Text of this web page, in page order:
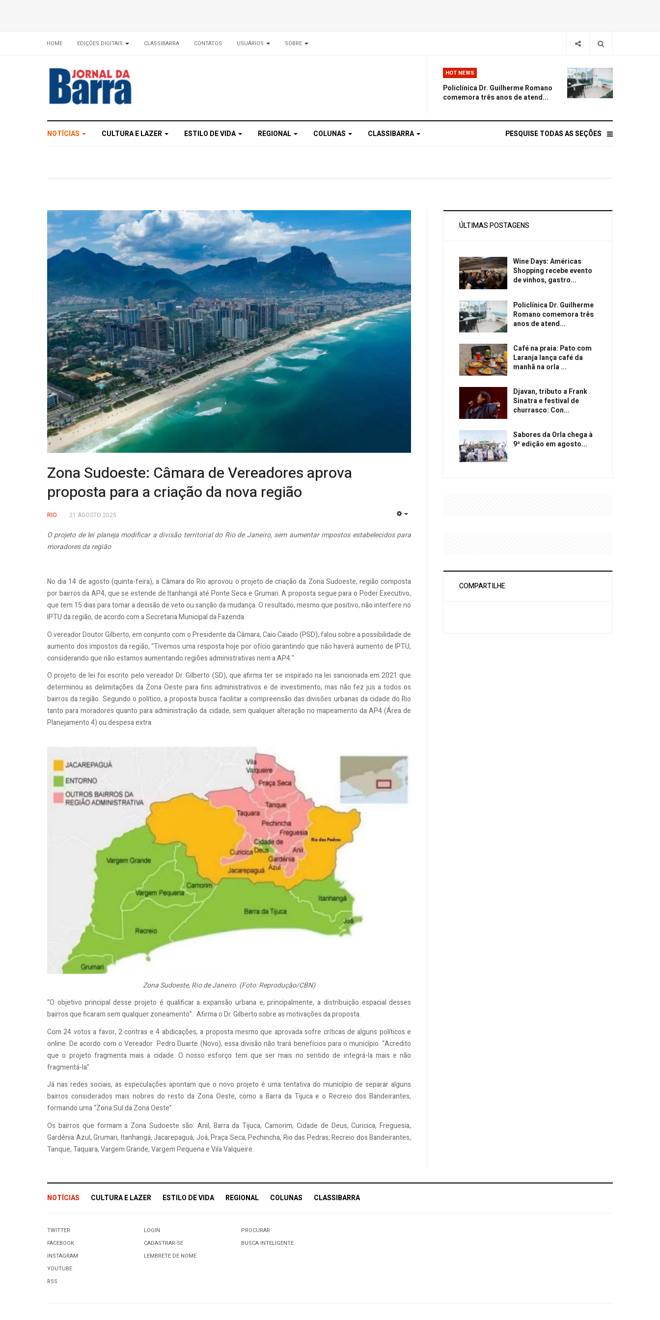
HOME EDIÇÕES DIGITAIS CLASSIBARRA CONTATOS USUÁRIOS SOBRE
HOT NEWS
Policlínica Dr. Guilherme Romano
comemora três anos de atend...
NOTÍCIAS CULTURA E LAZER ESTILO DE VIDA REGIONAL COLUNAS CLASSIBARRA PESQUISE TODAS AS SEÇÕES
Zona Sudoeste: Câmara de Vereadores aprova
proposta para a criação da nova região
RIO 21 AGOSTO 2025
O projeto de lei planeja modificar a divisão territorial do Rio de Janeiro, sem aumentar impostos estabelecidos para
moradores da região
No dia 14 de agosto (quinta-feira), a Câmara do Rio aprovou o projeto de criação da Zona Sudoeste, região composta
por bairros da AP4, que se estende de Itanhangá até Ponte Seca e Grumari. A proposta segue para o Poder Executivo,
que tem 15 dias para tomar a decisão de veto ou sanção da mudança. O resultado, mesmo que positivo, não interfere no
IPTU da região, de acordo com a Secretaria Municipal da Fazenda.
O vereador Doutor Gilberto, em conjunto com o Presidente da Câmara, Caio Caiado (PSD), falou sobre a possibilidade de
aumento dos impostos da região,“Tivemos uma resposta hoje por ofício garantindo que não haverá aumento de IPTU,
considerando que não estamos aumentando regiões administrativas nem a AP4."
O projeto de lei foi escrito pelo vereador Dr. Gilberto (SD), que afirma ter se inspirado na lei sancionada em 2021 que
determinou as delimitações da Zona Oeste para fins administrativos e de investimento, mas não fez jus a todos os
bairros da região. Segundo o político, a proposta busca facilitar a compreensão das divisões urbanas da cidade do Rio
tanto para moradores quanto para administração da cidade, sem qualquer alteração no mapeamento da AP4 (Área de
Planejamento 4) ou despesa extra.
Zona Sudoeste, Rio de Janeiro. (Foto: Reprodução/CBN)
“O objetivo principal desse projeto é qualificar a expansão urbana e, principalmente, a distribuição espacial desses
bairros que ficaram sem qualquer zoneamento”. Afirma o Dr. Gilberto sobre as motivações da proposta.
Com 24 votos a favor, 2 contras e 4 abdicações, a proposta mesmo que aprovada sofre críticas de alguns políticos e
online. De acordo com o Vereador Pedro Duarte (Novo), essa divisão não trará benefícios para o município.“Acredito
que o projeto fragmenta mais a cidade. O nosso esforço tem que ser mais no sentido de integrá-la mais e não
fragmentá-la”.
Já nas redes sociais, as especulações apontam que o novo projeto é uma tentativa do município de separar alguns
bairros considerados mais nobres do resto da Zona Oeste, como a Barra da Tijuca e o Recreio dos Bandeirantes,
formando uma “Zona Sul da Zona Oeste”.
Os bairros que formam a Zona Sudoeste são: Anil, Barra da Tijuca, Camorim, Cidade de Deus, Curicica, Freguesia,
Gardênia Azul, Grumari, Itanhangá, Jacarepaguá, Joá, Praça Seca, Pechincha, Rio das Pedras, Recreio dos Bandeirantes,
Tanque, Taquara, Vargem Grande, Vargem Pequena e Vila Valqueire.
ÚLTIMAS POSTAGENS
Wine Days: Américas
Shopping recebe evento
de vinhos, gastro...
Policlínica Dr. Guilherme
Romano comemora três
anos de atend...
Café na praia: Pato com
Laranja lança café da
manhã na orla ...
Djavan, tributo a Frank
Sinatra e festival de
churrasco: Con...
Sabores da Orla chega à
9ª edição em agosto...
COMPARTILHE
NOTÍCIAS CULTURA E LAZER ESTILO DE VIDA REGIONAL COLUNAS CLASSIBARRA
TWITTER
FACEBOOK
INSTAGRAM
YOUTUBE
RSS
LOGIN
CADASTRAR-SE
LEMBRETE DE NOME
PROCURAR
BUSCA INTELIGENTE